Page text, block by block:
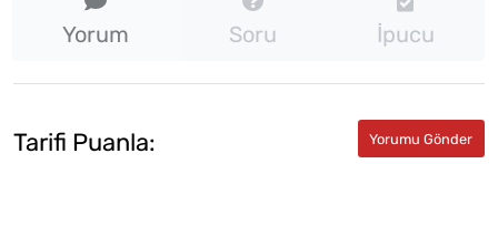
Yorum Soru İpucu
Tarifi Puanla: